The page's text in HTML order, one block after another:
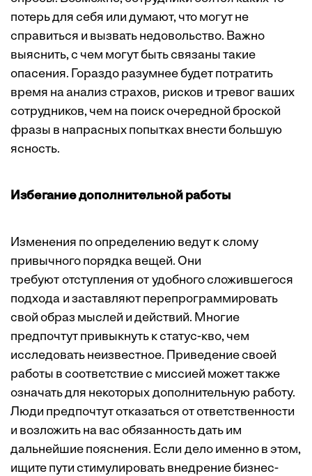
потерь для себя или думают, что могут не
справиться и вызвать недовольство. Важно
выяснить, с чем могут быть связаны такие
опасения. Гораздо разумнее будет потратить
время на анализ страхов, рисков и тревог ваших
сотрудников, чем на поиск очередной броской
фразы в напрасных попытках внести большую
ясность.
Избегание дополнительной работы
Изменения по определению ведут к слому
привычного порядка вещей. Они
требуют отступления от удобного сложившегося
подхода и заставляют перепрограммировать
свой образ мыслей и действий. Многие
предпочтут привыкнуть к статус-кво, чем
исследовать неизвестное. Приведение своей
работы в соответствие с миссией может также
означать для некоторых дополнительную работу.
Люди предпочтут отказаться от ответственности
и возложить на вас обязанность дать им
дальнейшие пояснения. Если дело именно в этом,
ищите пути стимулировать внедрение бизнес-